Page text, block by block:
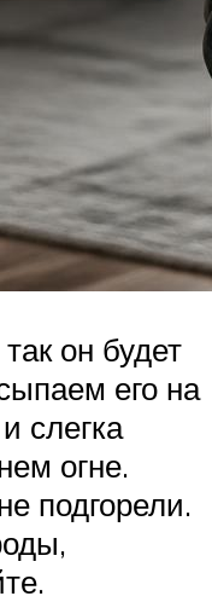
он будет
его на
слегка
огне.
подгорели.